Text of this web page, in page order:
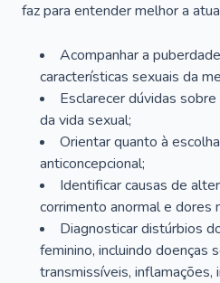
faz para entender melhor a
Acompanhar a
características sexuais da
Esclarecer dúvidas
da vida sexual;
Orientar quanto à
anticoncepcional;
Identificar causas de
corrimento anormal e dores
Diagnosticar distúrbios
feminino, incluindo doenças
transmissíveis, inflamações,